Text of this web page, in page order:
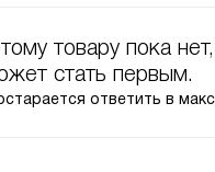
товару пока нет,
стать первым.
ответить в